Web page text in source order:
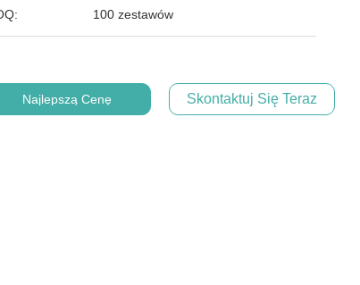
100 zestawów
Najlepszą Cenę Skontaktuj Się Teraz